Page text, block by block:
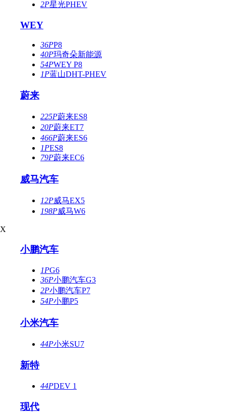
2P星光PHEV
WEY
36PP8
40P玛奇朵新能源
54PWEY P8
1P蓝山DHT-PHEV
蔚来
225P蔚来ES8
20P蔚来ET7
466P蔚来ES6
1PES8
79P蔚来EC6
威马汽车
12P威马EX5
198P威马W6
X
小鹏汽车
1PG6
36P小鹏汽车G3
2P小鹏汽车P7
54P小鹏P5
小米汽车
44P小米SU7
新特
44PDEV 1
现代